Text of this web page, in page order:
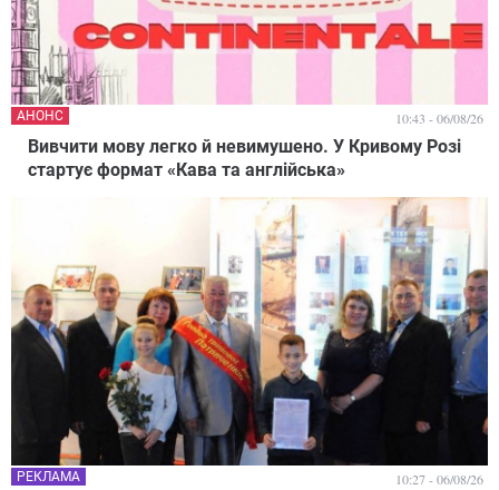
Вивчити мову легко й невимушено. У Кривому Розі
стартує формат «Кава та англійська»
АНОНС 10:43 - 06/08/26
РЕКЛАМА 10:27 - 06/08/26